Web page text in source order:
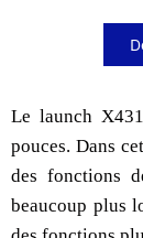
Le launch
pouces. Dans
des fonctions
beaucoup plus